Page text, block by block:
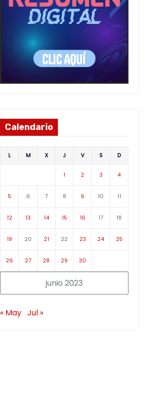
Calendario
junio 2023
L M X J V S D
1 2 3 4
5 6 7 8 9 10 11
12 13 14 15 16 17 18
19 20 21 22 23 24 25
26 27 28 29 30
« May Jul »